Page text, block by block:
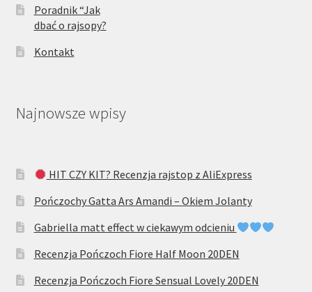
Poradnik “Jak
dbać o rajsopy?
Kontakt
Najnowsze wpisy
HIT CZY KIT? Recenzja rajstop z AliExpress
Pończochy Gatta Ars Amandi – Okiem Jolanty
Gabriella matt effect w ciekawym odcieniu
Recenzja Pończoch Fiore Half Moon 20DEN
Recenzja Pończoch Fiore Sensual Lovely 20DEN